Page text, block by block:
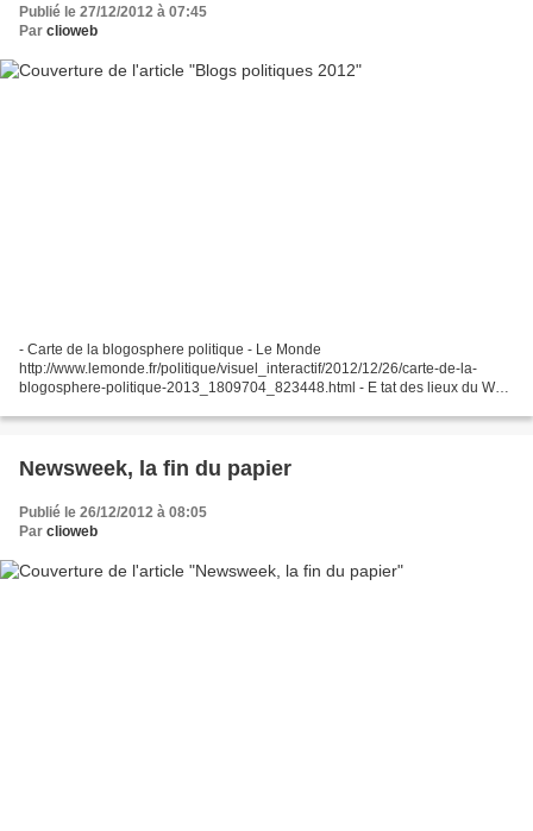
Publié le 27/12/2012 à 07:45
Par clioweb
- Carte de la blogosphere politique - Le Monde
http://www.lemonde.fr/politique/visuel_interactif/2012/12/26/carte-de-la-
blogosphere-politique-2013_1809704_823448.html - E tat des lieux du Web
http://politicosphere.blog.lemonde.fr/2012/12/26/la-tectonique-des-plaques-
Newsweek, la fin du papier
Publié le 26/12/2012 à 08:05
Par clioweb